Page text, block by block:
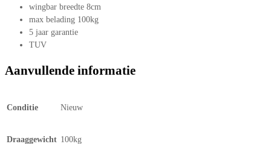
wingbar breedte 8cm
max belading 100kg
5 jaar garantie
TUV
Aanvullende informatie
Conditie Nieuw
Draaggewicht 100kg